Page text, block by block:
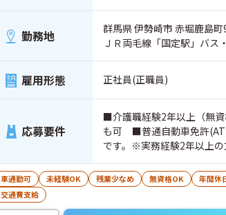
勤務地
群馬県 伊勢崎市 赤堀鹿島町
ＪＲ両毛線「国定駅」バス
雇用形態 正社員(正職員)
応募要件
■介護職経験2年以上（無
も可 ■普通自動車免許
です。※実務経験2年以上
ちの方大歓迎
車通勤可 未経験OK 残業少なめ 無資格OK 年間休
交通費支給